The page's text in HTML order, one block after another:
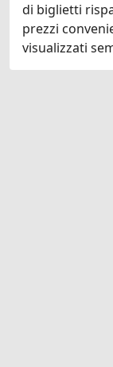
di biglietti
prezzi
visualizzati